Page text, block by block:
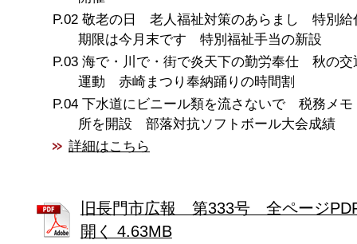
敬老の日 老人福祉対策のあらまし 特別給
期限は今月末です 特別福祉手当の新設
海で・川で・街で炎天下の勤労奉仕 秋の交
運動 赤崎まつり奉納踊りの時間割
下水道にビニール類を流さないで 税務メ
所を開設 部落対抗ソフトボール大会成績
詳細はこちら
旧長門市広報 第333号 全ページ
開く 4.63MB